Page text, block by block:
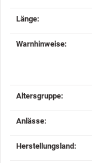
Länge‍:
Warnhinweise‍:
Altersgruppe‍:
Anlässe‍:
Herstellungsland‍: